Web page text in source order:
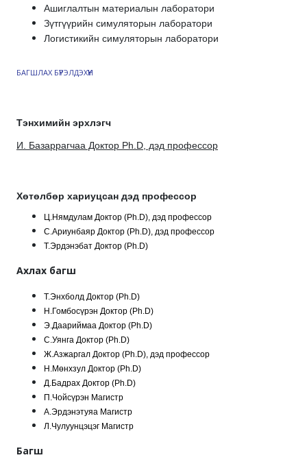
Ашиглалтын материалын лаборатори
Зүтгүүрийн симуляторын лаборатори
Логистикийн симуляторын лаборатори
БАГШЛАХ БҮРЭЛДЭХҮҮН
Тэнхимийн эрхлэгч
И. Базаррагчаа Доктор Ph.D, дэд профессор
Хөтөлбөр хариуцсан дэд профессор
Ц.Нямдулам Доктор (Ph.D), дэд профессор
С.Ариунбаяр Доктор (Ph.D), дэд профессор
Т.Эрдэнэбат Доктор (Ph.D)
Ахлах багш
Т.Энхболд Доктор (Ph.D)
Н.Гомбосүрэн Доктор (Ph.D)
Э.Даариймаа Доктор (Ph.D)
С.Уянга Доктор (Ph.D)
Ж.Азжаргал Доктор (Ph.D), дэд профессор
Н.Мөнхзул Доктор (Ph.D)
Д.Бадрах Доктор (Ph.D)
П.Чойсүрэн Магистр
А.Эрдэнэтуяа Магистр
Л.Чулуунцэцэг Магистр
Багш